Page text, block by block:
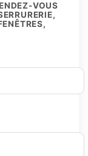
VOUS